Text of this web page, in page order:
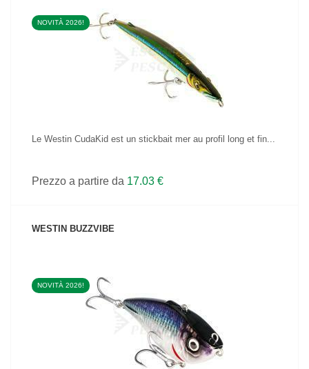
NOVITÀ 2026!
VEDI IL PRODOTTO
Le Westin CudaKid est un stickbait mer au profil long et fin...
Prezzo a partire da 17.03 €
WESTIN BUZZVIBE
NOVITÀ 2026!
VEDI IL PRODOTTO